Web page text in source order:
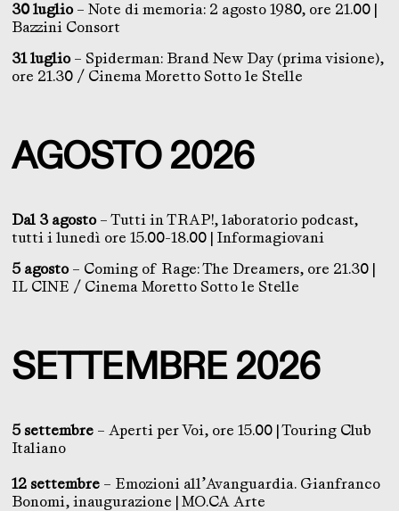
30 luglio – Note di memoria: 2 agosto 1980, ore 21.00 |
Bazzini Consort
31 luglio– Spiderman: Brand New Day (prima visione),
ore 21.30 / Cinema Moretto Sotto le Stelle
AGOSTO 2026
Dal 3 agosto– Tutti in TRAP!, laboratorio podcast,
tutti i lunedì ore 15.00-18.00 | Informagiovani
5 agosto– Coming of Rage: The Dreamers, ore 21.30 |
IL CINE / Cinema Moretto Sotto le Stelle
SETTEMBRE 2026
5 settembre – Aperti per Voi, ore 15.00 | Touring Club
Italiano
12 settembre – Emozioni all’Avanguardia. Gianfranco
Bonomi, inaugurazione | MO.CA Arte